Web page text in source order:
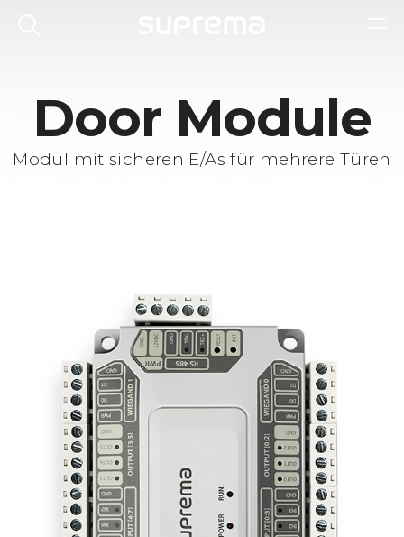
Door Module
Modul mit sicheren E/As für mehrere Türen